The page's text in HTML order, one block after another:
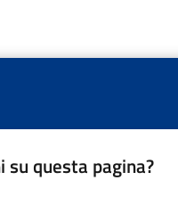
questa pagina?